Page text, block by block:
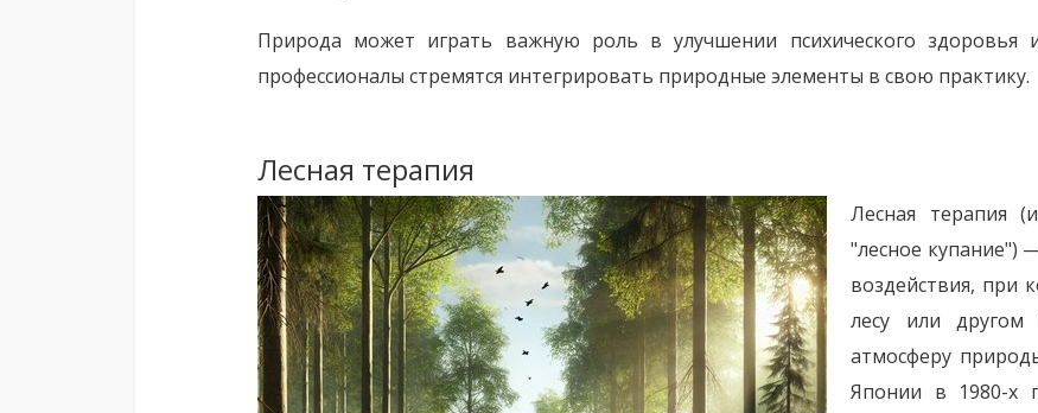
Природа может играть важную роль в улучшении психического здоровья
профессионалы стремятся интегрировать природные элементы в свою практику.
Лесная терапия
Лесная терапия
"лесное купание")
воздействия, при
лесу или другом
атмосферу
Японии в 1980-х